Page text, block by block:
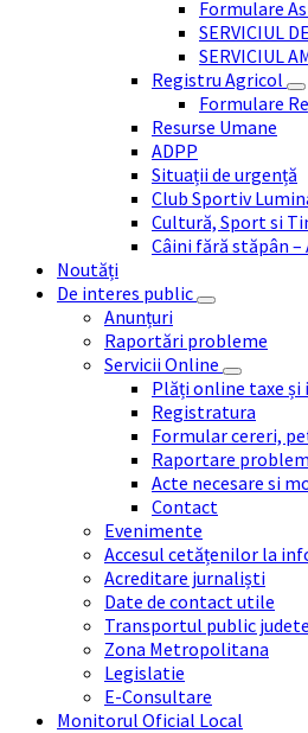
Formulare
SERVICIUL
SERVICIUL
Registru Agricol
Formulare
Resurse Umane
ADPP
Situații de urgență
Club Sportiv
Cultură, Sport si
Câini fără stăpân –
Noutăți
De interes public
Anunțuri
Raportări probleme
Servicii Online
Plăți online taxe
Registratura
Formular cereri,
Raportare
Acte necesare si
Contact
Evenimente
Accesul cetățenilor la
Acreditare jurnaliști
Date de contact utile
Transportul public
Zona Metropolitana
Legislatie
E-Consultare
Monitorul Oficial Local